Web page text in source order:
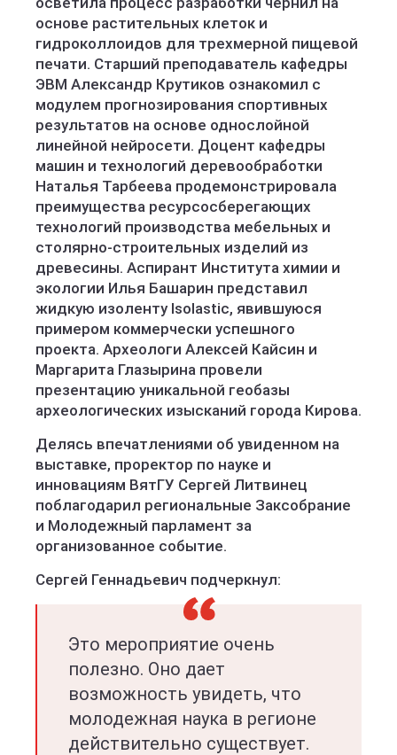
основе растительных клеток и
гидроколлоидов для трехмерной пищевой
печати. Старший преподаватель кафедры
ЭВМ Александр Крутиков ознакомил с
модулем прогнозирования спортивных
результатов на основе однослойной
линейной нейросети. Доцент кафедры
машин и технологий деревообработки
Наталья Тарбеева продемонстрировала
преимущества ресурсосберегающих
технологий производства мебельных и
столярно-строительных изделий из
древесины. Аспирант Института химии и
экологии Илья Башарин представил
жидкую изоленту Isolastic, явившуюся
примером коммерчески успешного
проекта. Археологи Алексей Кайсин и
Маргарита Глазырина провели
презентацию уникальной геобазы
археологических изысканий города Кирова.
Делясь впечатлениями об увиденном на
выставке, проректор по науке и
инновациям ВятГУ Сергей Литвинец
поблагодарил региональные Заксобрание
и Молодежный парламент за
организованное событие.
Сергей Геннадьевич подчеркнул:
Это мероприятие очень
полезно. Оно дает
возможность увидеть, что
молодежная наука в регионе
действительно существует.